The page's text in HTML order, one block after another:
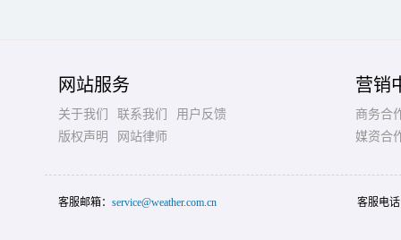
网站服务
关于我们 联系我们
用户反馈
版权声明
网站律师
营销
商务合
媒资合
客服邮箱： service@weather.com.cn 客服电